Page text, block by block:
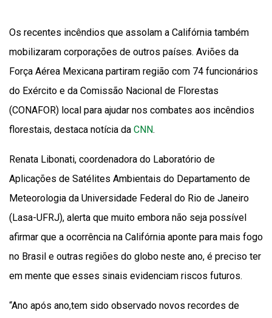
Os recentes incêndios que assolam a Califórnia também
mobilizaram corporações de outros países. Aviões da
Força Aérea Mexicana partiram região com 74 funcionários
do Exército e da Comissão Nacional de Florestas
(CONAFOR) local para ajudar nos combates aos incêndios
florestais, destaca notícia da CNN.
Renata Libonati, coordenadora do Laboratório de
Aplicações de Satélites Ambientais do Departamento de
Meteorologia da Universidade Federal do Rio de Janeiro
(Lasa-UFRJ), alerta que muito embora não seja possível
afirmar que a ocorrência na Califórnia aponte para mais fogo
no Brasil e outras regiões do globo neste ano, é preciso ter
em mente que esses sinais evidenciam riscos futuros.
“Ano após ano,tem sido observado novos recordes de